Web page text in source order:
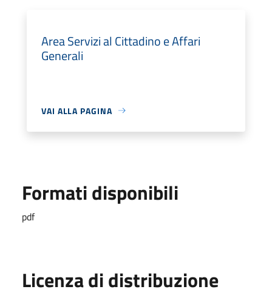
Area Servizi al Cittadino e Affari
Generali
VAI ALLA PAGINA
Formati disponibili
pdf
Licenza di distribuzione